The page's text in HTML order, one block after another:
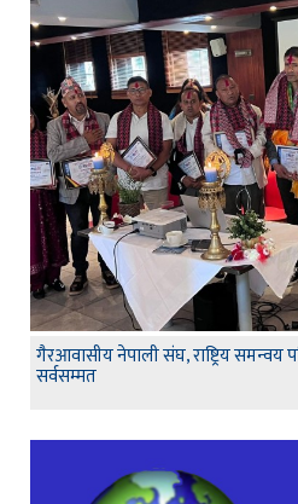
गैरआवासीय नेपाली संघ, राष्ट्रिय समन्वय
सर्वसम्मत